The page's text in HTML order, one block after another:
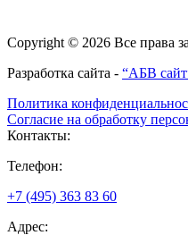
Copyright © 2026 Все права
Разработка сайта - “АБВ
Политика
Согласие на обработку
Контакты:
Телефон:
+7 (495) 363 83 60
Адрес: